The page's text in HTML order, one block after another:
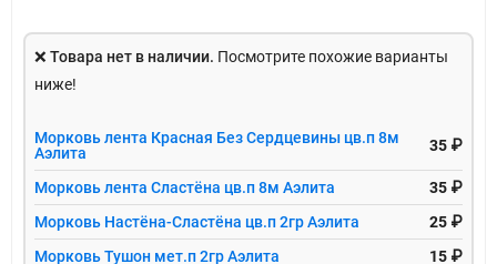
❌ Товара нет в наличии. Посмотрите похожие варианты
ниже!
Морковь лента Красная Без Сердцевины цв.п 8м
Аэлита
35 ₽
Морковь лента Сластёна цв.п 8м Аэлита
35 ₽
Морковь Настёна-Сластёна цв.п 2гр Аэлита
25 ₽
Морковь Тушон мет.п 2гр Аэлита
15 ₽